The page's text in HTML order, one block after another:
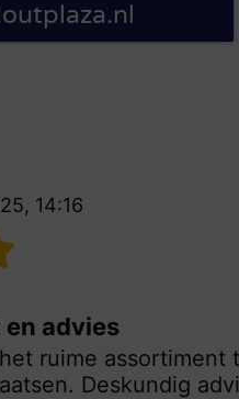
14:16
advies
ruime
Deskundig